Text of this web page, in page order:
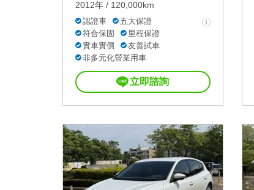
2012年 / 120,000km
認證車
五大保證
符合保固
里程保證
實車實價
友善試車
非多元化營業用車
立即諮詢